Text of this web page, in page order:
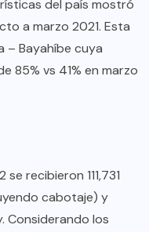
del país mostró
a marzo 2021. Esta
– Bayahíbe cuya
85% vs 41% en marzo
recibieron 111,731
cabotaje) y
Considerando los